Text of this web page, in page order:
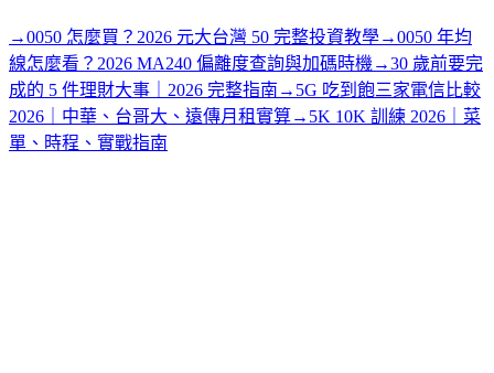
→0050 怎麼買？2026 元大台灣 50 完整投資教學→0050 年均
線怎麼看？2026 MA240 偏離度查詢與加碼時機→30 歲前要完
成的 5 件理財大事｜2026 完整指南 → 5G 吃到飽三家電信比較
2026｜中華、台哥大、遠傳月租實算→ 5K 10K 訓練 2026｜菜
單、時程、實戰指南